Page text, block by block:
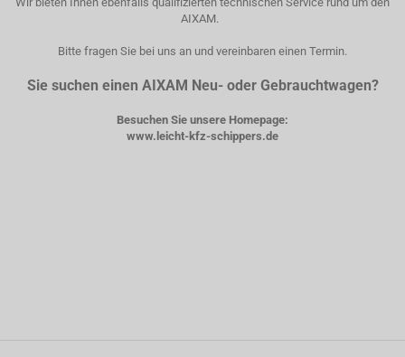
AIXAM.
Bitte fragen Sie bei uns an und vereinbaren einen Termin.
Sie suchen einen AIXAM Neu- oder Gebrauchtwagen?
Besuchen Sie unsere Homepage:
www.leicht-kfz-schippers.de